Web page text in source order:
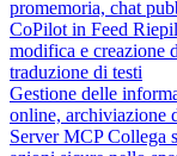
promemoria, chat
CoPilot in Feed
modifica e creazione
traduzione di testi
Gestione delle
online, archiviazione
Server MCP Collega